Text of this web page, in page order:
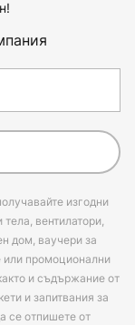
изгодни
вентилатори,
дом, ваучери за
или промоционални
и съдържание от
и запитвания за
се отпишете от